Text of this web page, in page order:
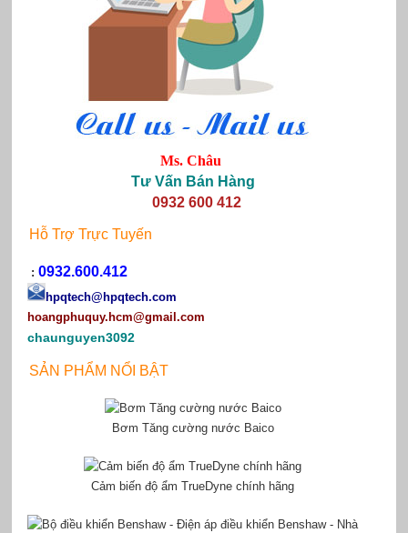
Ms. Châu
Tư Vấn Bán Hàng
0932 600 412
Hỗ Trợ Trực Tuyến
: 0932.600.412
hpqtech@hpqtech.com
hoangphuquy.hcm@gmail.com
chaunguyen3092
SẢN PHẨM NỔI BẬT
Bơm Tăng cường nước Baico
Cảm biến độ ẩm TrueDyne chính hãng